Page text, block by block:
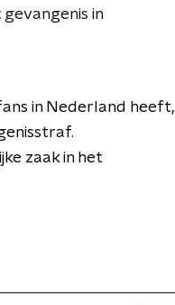
in
in Nederland heeft,
zaak in het